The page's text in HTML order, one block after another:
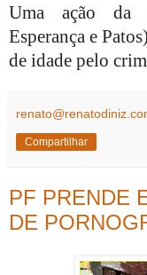
Uma ação da
Esperança e
de idade pelo
Compartilhar
PF PRENDE
DE